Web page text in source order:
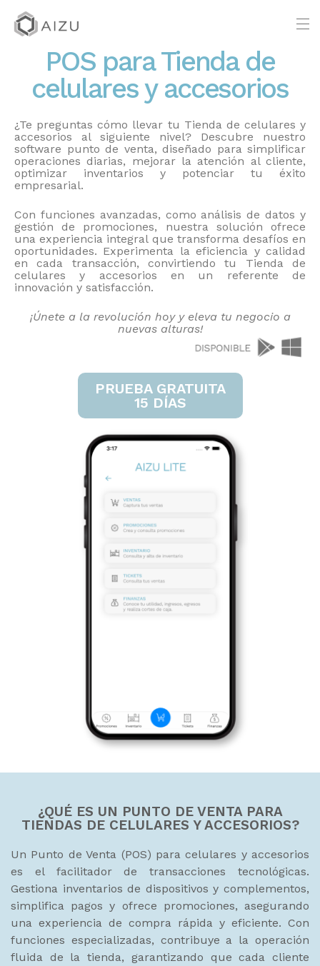
POS para Tienda de
celulares y accesorios
¿Te preguntas cómo llevar tu Tienda de celulares y
accesorios al siguiente nivel? Descubre nuestro
software punto de venta, diseñado para simplificar
operaciones diarias, mejorar la atención al cliente,
optimizar inventarios y potenciar tu éxito
empresarial.
Con funciones avanzadas, como análisis de datos y
gestión de promociones, nuestra solución ofrece
una experiencia integral que transforma desafíos en
oportunidades. Experimenta la eficiencia y calidad
en cada transacción, convirtiendo tu Tienda de
celulares y accesorios en un referente de
innovación y satisfacción.
¡Únete a la revolución hoy y eleva tu negocio a
nuevas alturas!
PRUEBA GRATUITA
15 DÍAS
¿QUÉ ES UN PUNTO DE VENTA PARA
TIENDAS DE CELULARES Y ACCESORIOS?
Un Punto de Venta (POS) para celulares y accesorios
es el facilitador de transacciones tecnológicas.
Gestiona inventarios de dispositivos y complementos,
simplifica pagos y ofrece promociones, asegurando
una experiencia de compra rápida y eficiente. Con
funciones especializadas, contribuye a la operación
fluida de la tienda, garantizando que cada cliente